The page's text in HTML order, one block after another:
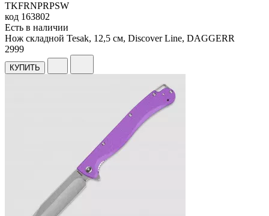
TKFRNPRPSW
код 163802
Есть в наличии
Нож складной Tesak, 12,5 см, Discover Line, DAGGERR
2999
КУПИТЬ